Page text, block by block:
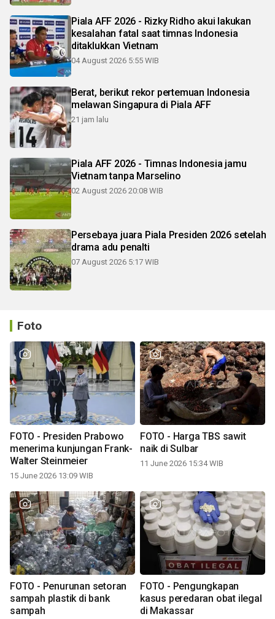
Piala AFF 2026 - Rizky Ridho akui lakukan
kesalahan fatal saat timnas Indonesia
ditaklukkan Vietnam
04 August 2026 5:55 WIB
Berat, berikut rekor pertemuan Indonesia
melawan Singapura di Piala AFF
21 jam lalu
Piala AFF 2026 - Timnas Indonesia jamu
Vietnam tanpa Marselino
02 August 2026 20:08 WIB
Persebaya juara Piala Presiden 2026 setelah
drama adu penalti
07 August 2026 5:17 WIB
Foto
FOTO - Presiden Prabowo
menerima kunjungan Frank-
Walter Steinmeier
15 June 2026 13:09 WIB
FOTO - Harga TBS sawit
naik di Sulbar
11 June 2026 15:34 WIB
FOTO - Penurunan setoran
sampah plastik di bank
sampah
FOTO - Pengungkapan
kasus peredaran obat ilegal
di Makassar